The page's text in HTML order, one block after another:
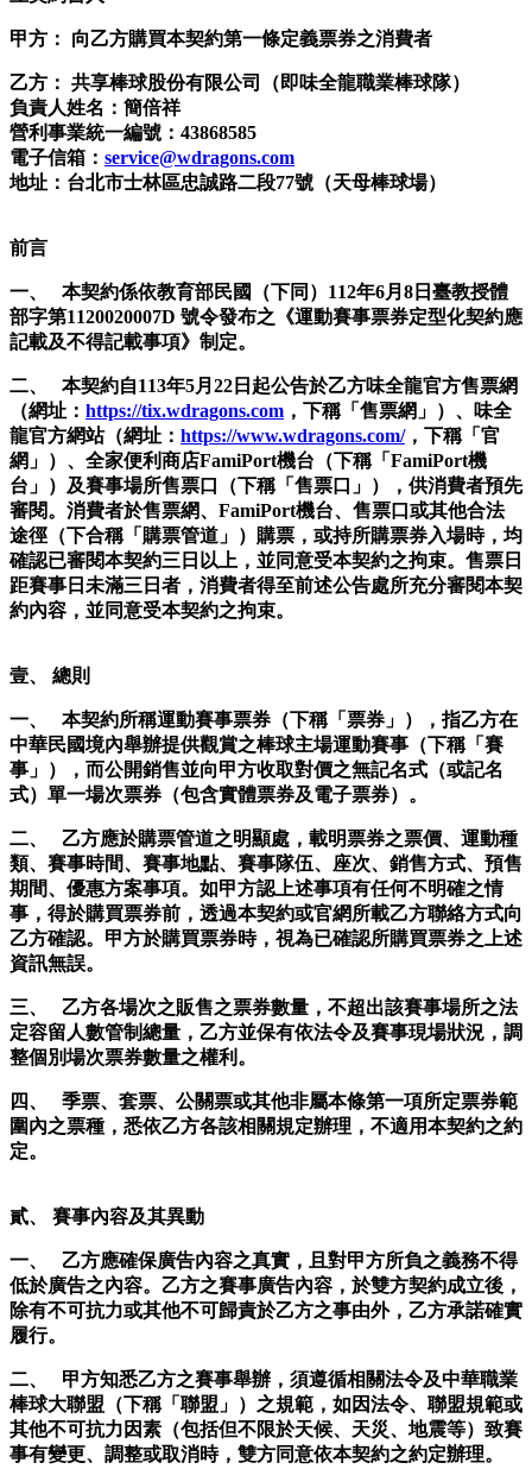
甲方： 向乙方購買本契約第一條定義票券之消費者
乙方： 共享棒球股份有限公司（即味全龍職業棒球隊）
負責人姓名：簡倍祥
營利事業統一編號：43868585
電子信箱： service@wdragons.com
地址：台北市士林區忠誠路二段77號（天母棒球場）
前言
一、 本契約係依教育部民國（下同）112年6月8日臺教授體
部字第1120020007D 號令發布之《運動賽事票券定型化契約應
記載及不得記載事項》制定。
二、 本契約自113年5月22日起公告於乙方味全龍官方售票網
（網址： https://tix.wdragons.com ，下稱「售票網」）、味全
龍官方網站（網址： https://www.wdragons.com/，下稱「官
網」）、全家便利商店FamiPort機台（下稱「FamiPort機
台」）及賽事場所售票口（下稱「售票口」），供消費者預先
審閱。消費者於售票網、FamiPort機台、售票口或其他合法
途徑（下合稱「購票管道」）購票，或持所購票券入場時，均
確認已審閱本契約三日以上，並同意受本契約之拘束。售票日
距賽事日未滿三日者，消費者得至前述公告處所充分審閱本契
約內容，並同意受本契約之拘束。
壹、 總則
一、 本契約所稱運動賽事票券（下稱「票券」），指乙方在
中華民國境內舉辦提供觀賞之棒球主場運動賽事（下稱「賽
事」），而公開銷售並向甲方收取對價之無記名式（或記名
式）單一場次票券（包含實體票券及電子票券）。
二、 乙方應於購票管道之明顯處，載明票券之票價、運動種
類、賽事時間、賽事地點、賽事隊伍、座次、銷售方式、預售
期間、優惠方案事項。如甲方認上述事項有任何不明確之情
事，得於購買票券前，透過本契約或官網所載乙方聯絡方式向
乙方確認。甲方於購買票券時，視為已確認所購買票券之上述
資訊無誤。
三、 乙方各場次之販售之票券數量，不超出該賽事場所之法
定容留人數管制總量，乙方並保有依法令及賽事現場狀況，調
整個別場次票券數量之權利。
四、 季票、套票、公關票或其他非屬本條第一項所定票券範
圍內之票種，悉依乙方各該相關規定辦理，不適用本契約之約
定。
貳、 賽事內容及其異動
一、 乙方應確保廣告內容之真實，且對甲方所負之義務不得
低於廣告之內容。乙方之賽事廣告內容，於雙方契約成立後，
除有不可抗力或其他不可歸責於乙方之事由外，乙方承諾確實
履行。
二、 甲方知悉乙方之賽事舉辦，須遵循相關法令及中華職業
棒球大聯盟（下稱「聯盟」）之規範，如因法令、聯盟規範或
其他不可抗力因素（包括但不限於天候、天災、地震等）致賽
事有變更、調整或取消時，雙方同意依本契約之約定辦理。